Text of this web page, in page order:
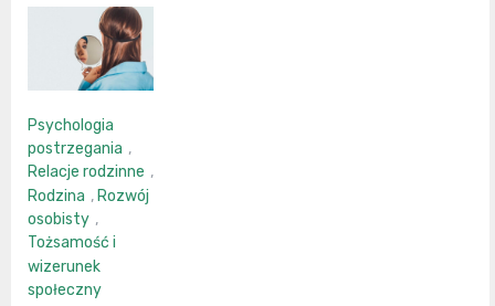
Psychologia
postrzegania ,
Relacje rodzinne ,
Rodzina , Rozwój
osobisty ,
Tożsamość i
wizerunek
społeczny